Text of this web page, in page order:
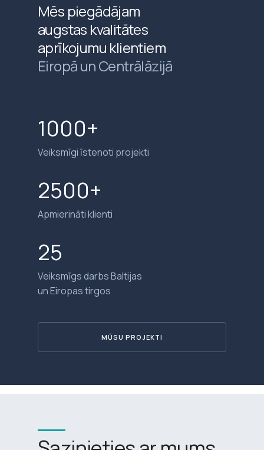
Mēs piegādājam
augstas kvalitātes
aprīkojumu klientiem
Eiropā un Centrālāzijā
1000+
Veiksmīgi īstenoti projekti
MŪSU PROJEKTI
25
Veiksmīgs darbs Baltijas
un Eiropas tirgos
2500+
Apmierināti klienti